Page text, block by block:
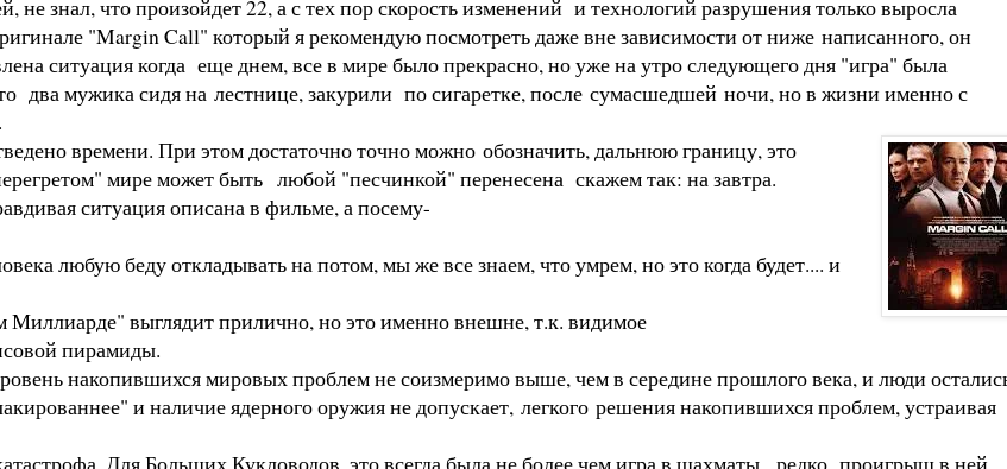
не знал, что произойдет 22, а с тех пор скорость изменений и технологий разрушения только выросла
"Margin Call" который я рекомендую посмотреть даже вне зависимости от ниже написанного, он
ситуация когда еще днем, все в мире было прекрасно, но уже на утро следующего дня "игра" была
два мужика сидя на лестнице, закурили по сигаретке, после сумасшедшей ночи, но в жизни именно с
времени. При этом достаточно точно можно обозначить, дальнюю границу, это
мире может быть любой "песчинкой" перенесена скажем так: на завтра.
ситуация описана в фильме, а посему-
любую беду откладывать на потом, мы же все знаем, что умрем, но это когда будет.... и
выглядит прилично, но это именно внешне, т.к. видимое
пирамиды.
накопившихся мировых проблем не соизмеримо выше, чем в середине прошлого века, и люди
и наличие ядерного оружия не допускает, легкого решения накопившихся проблем, устраивая
Для Больших Кукловодов, это всегда была не более чем игра в шахматы, редко проигрыш в ней